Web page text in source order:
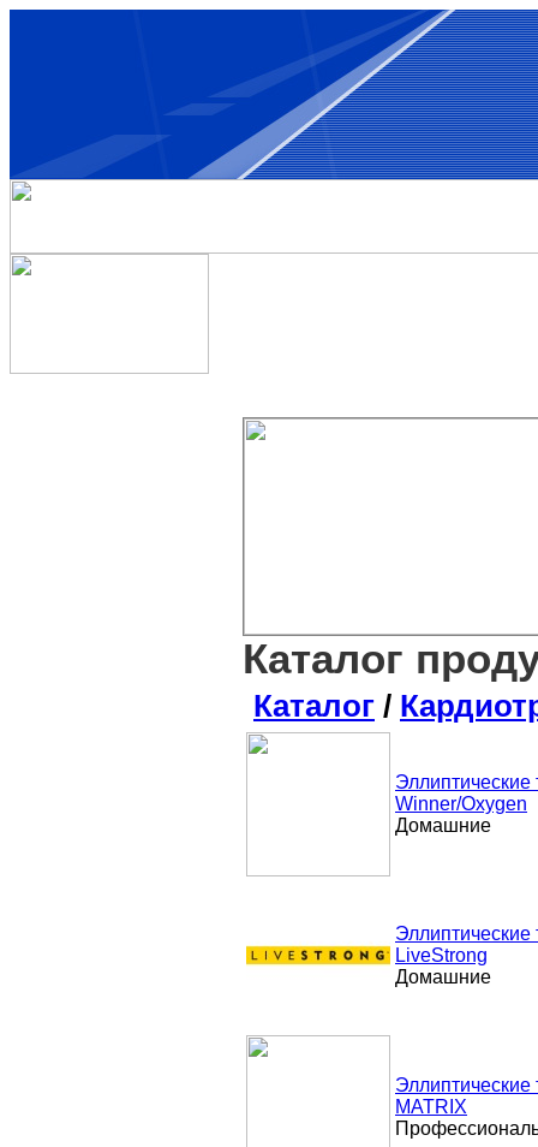
Каталог
Каталог /
Winner/Oxygen
Домашние
LiveStrong
Домашние
MATRIX